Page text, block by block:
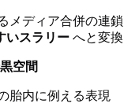
メディア合併の連鎖
いスラリー へと変換
空間
胎内に例える表現